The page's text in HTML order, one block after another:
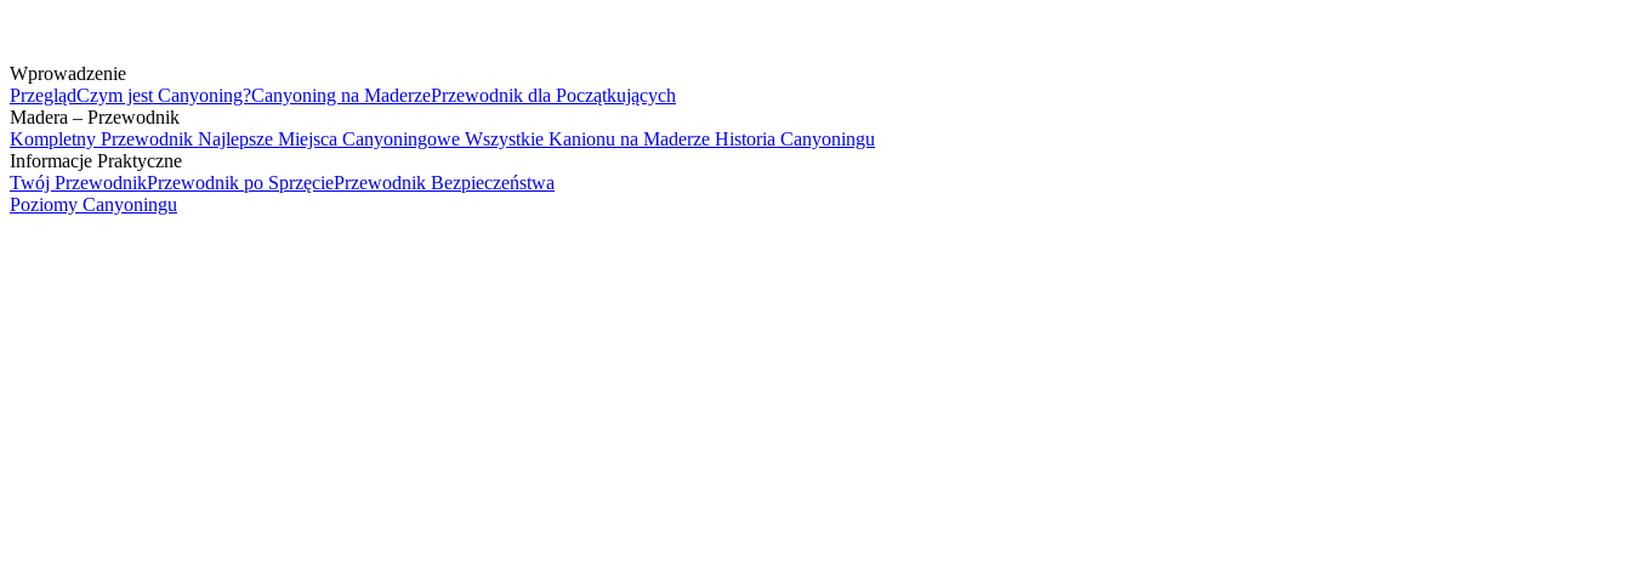
Wprowadzenie
PrzeglądCzym jest Canyoning?Canyoning na MaderzePrzewodnik dla Początkujących
Madera – Przewodnik
Kompletny Przewodnik Najlepsze Miejsca Canyoningowe Wszystkie Kanionu na Maderze Historia Canyoningu
Informacje Praktyczne
Twój PrzewodnikPrzewodnik po SprzęciePrzewodnik Bezpieczeństwa
Poziomy Canyoningu